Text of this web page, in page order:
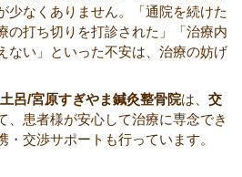
少なくありません。「通院を続けた
の打ち切りを打診された」「治療内
ない」といった不安は、治療の妨げ
呂/宮原すぎやま鍼灸整骨院は、 交
、患者様が安心して治療に専念でき
・交渉サポートも行っています。